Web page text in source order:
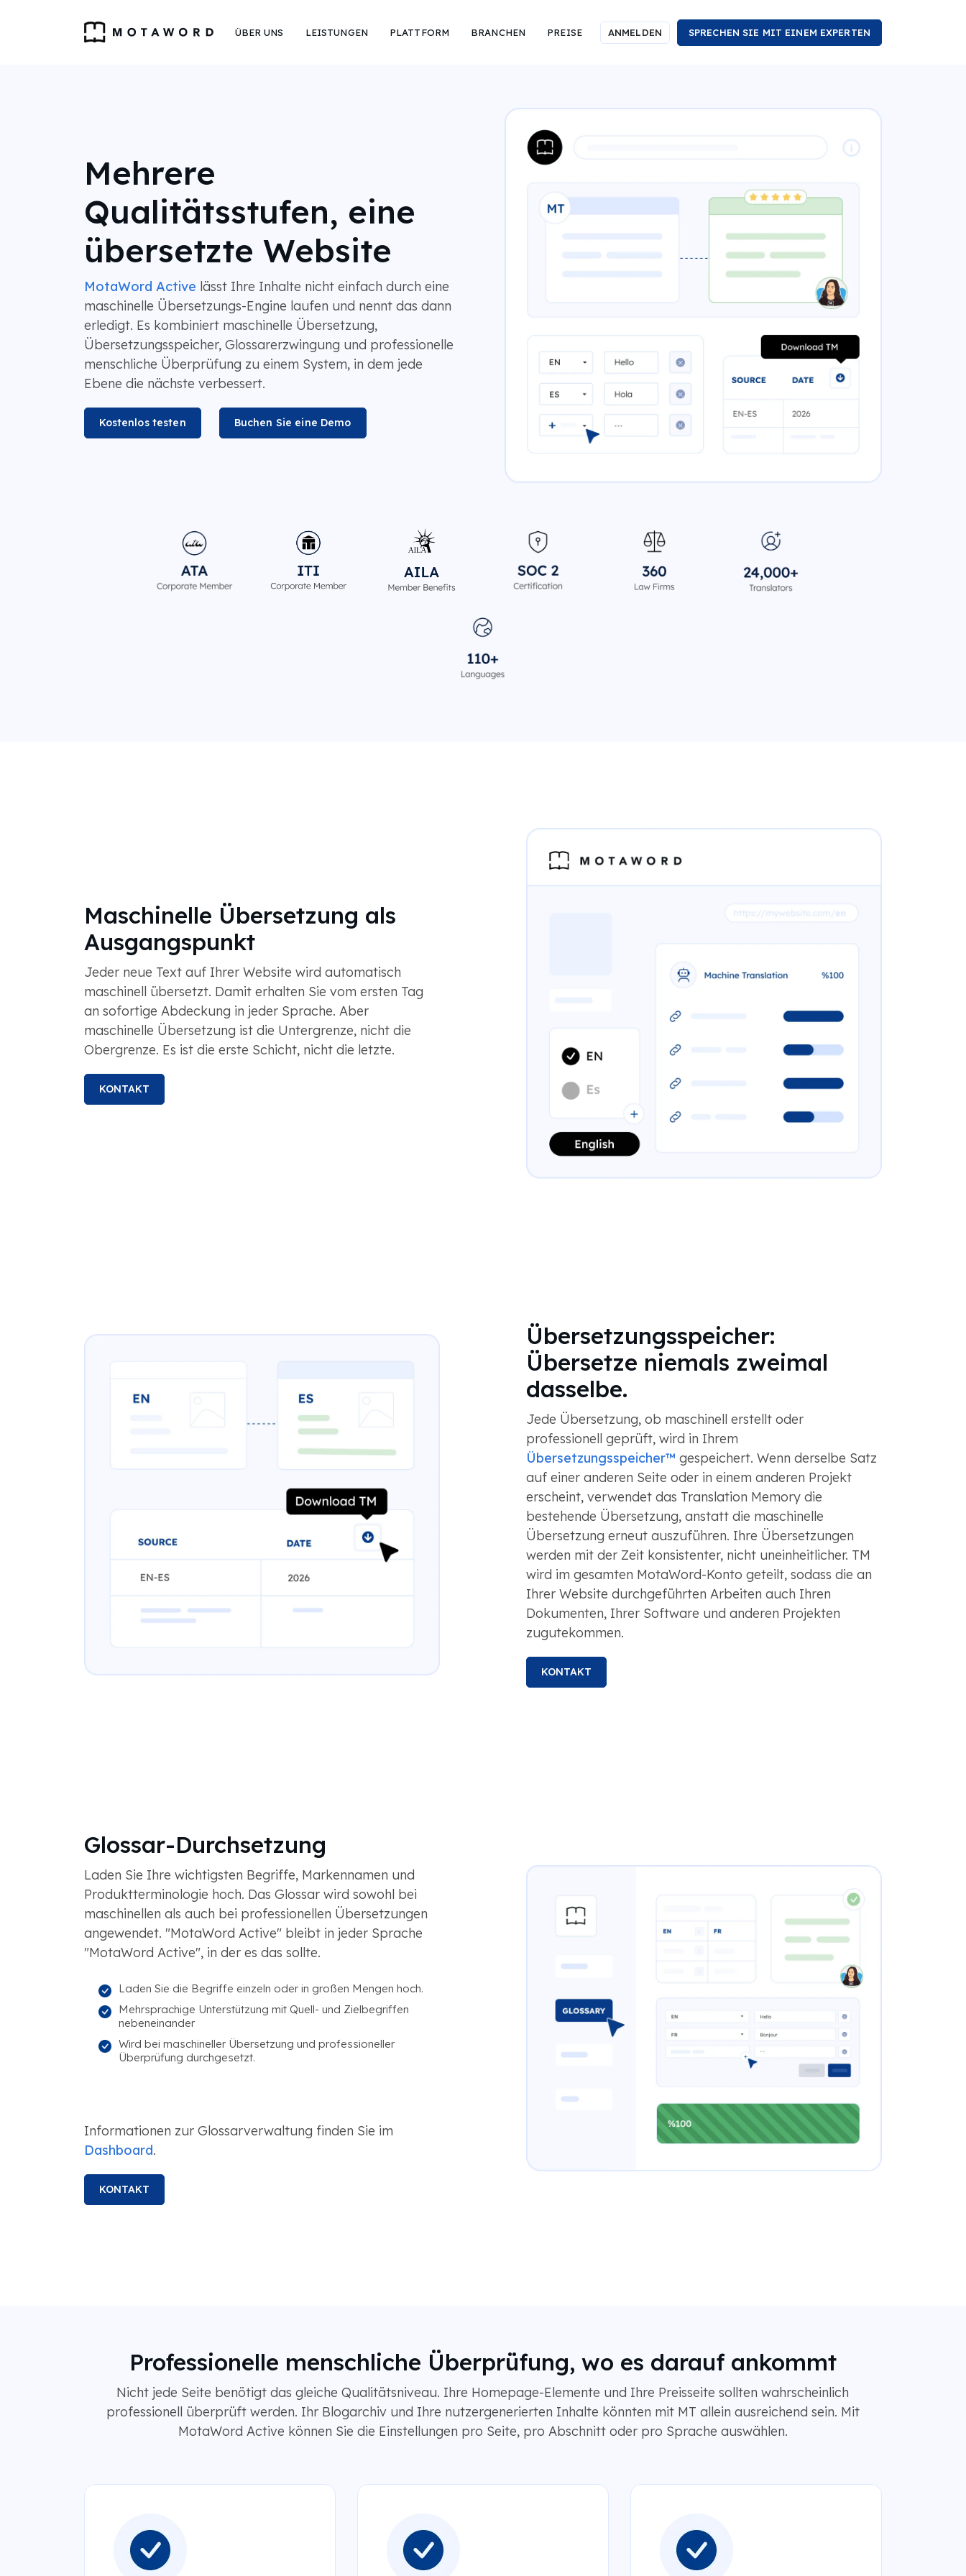
ÜBER UNS LEISTUNGEN PLATTFORM BRANCHEN PREISE ANMELDEN SPRECHEN SIE MIT EINEM EXPERTEN
Mehrere
Qualitätsstufen, eine
übersetzte Website
MotaWord Active lässt Ihre Inhalte nicht einfach durch eine
maschinelle Übersetzungs-Engine laufen und nennt das dann
erledigt. Es kombiniert maschinelle Übersetzung,
Übersetzungsspeicher, Glossarerzwingung und professionelle
menschliche Überprüfung zu einem System, in dem jede
Ebene die nächste verbessert.
Kostenlos testen Buchen Sie eine Demo
Maschinelle Übersetzung als
Ausgangspunkt
Jeder neue Text auf Ihrer Website wird automatisch
maschinell übersetzt. Damit erhalten Sie vom ersten Tag
an sofortige Abdeckung in jeder Sprache. Aber
maschinelle Übersetzung ist die Untergrenze, nicht die
Obergrenze. Es ist die erste Schicht, nicht die letzte.
KONTAKT
Übersetzungsspeicher:
Übersetze niemals zweimal
dasselbe.
Jede Übersetzung, ob maschinell erstellt oder
professionell geprüft, wird in Ihrem
Übersetzungsspeicher™ gespeichert. Wenn derselbe Satz
auf einer anderen Seite oder in einem anderen Projekt
erscheint, verwendet das Translation Memory die
bestehende Übersetzung, anstatt die maschinelle
Übersetzung erneut auszuführen. Ihre Übersetzungen
werden mit der Zeit konsistenter, nicht uneinheitlicher. TM
wird im gesamten MotaWord-Konto geteilt, sodass die an
Ihrer Website durchgeführten Arbeiten auch Ihren
Dokumenten, Ihrer Software und anderen Projekten
zugutekommen.
KONTAKT
Glossar-Durchsetzung
Laden Sie Ihre wichtigsten Begriffe, Markennamen und
Produktterminologie hoch. Das Glossar wird sowohl bei
maschinellen als auch bei professionellen Übersetzungen
angewendet. "MotaWord Active" bleibt in jeder Sprache
"MotaWord Active", in der es das sollte.
Laden Sie die Begriffe einzeln oder in großen Mengen hoch.
Mehrsprachige Unterstützung mit Quell- und Zielbegriffen
nebeneinander
Wird bei maschineller Übersetzung und professioneller
Überprüfung durchgesetzt.
Informationen zur Glossarverwaltung finden Sie im
Dashboard.
KONTAKT
Professionelle menschliche Überprüfung, wo es darauf ankommt
Nicht jede Seite benötigt das gleiche Qualitätsniveau. Ihre Homepage-Elemente und Ihre Preisseite sollten wahrscheinlich
professionell überprüft werden. Ihr Blogarchiv und Ihre nutzergenerierten Inhalte könnten mit MT allein ausreichend sein. Mit
MotaWord Active können Sie die Einstellungen pro Seite, pro Abschnitt oder pro Sprache auswählen.